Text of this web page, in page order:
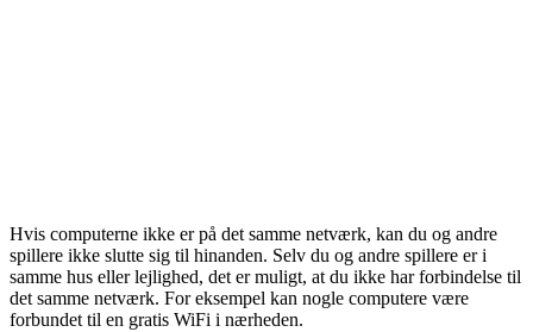
Hvis computerne ikke er på det samme netværk, kan du og andre
spillere ikke slutte sig til hinanden. Selv du og andre spillere er i
samme hus eller lejlighed, det er muligt, at du ikke har forbindelse til
det samme netværk. For eksempel kan nogle computere være
forbundet til en gratis WiFi i nærheden.